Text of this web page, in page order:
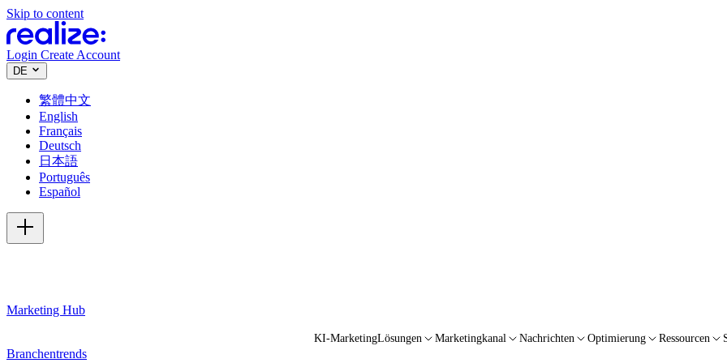
Skip to content
Login Create Account
DE
繁體中文
English
Français
Deutsch
日本語
Português
Español
Marketing Hub
KI-MarketingLösungen Marketingkanal Nachrichten Optimierung Ressourcen
Branchentrends